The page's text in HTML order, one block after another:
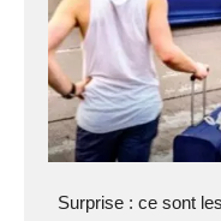
Surprise : ce sont